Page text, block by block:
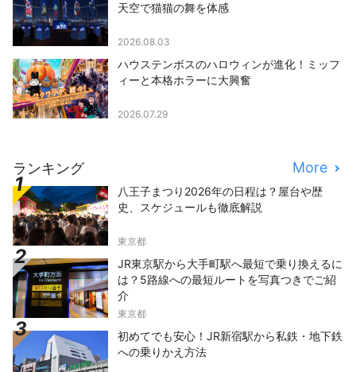
天空で猫猫の舞を体感
2026.08.03
ハウステンボスのハロウィンが進化！ミッフ
ィーと本格ホラーに大興奮
2026.07.29
ランキング More
八王子まつり2026年の日程は？屋台や歴
史、スケジュールも徹底解説
東京都
JR東京駅から大手町駅へ最短で乗り換えるに
は？5路線への最短ルートを写真つきでご紹
介
東京都
初めてでも安心！JR新宿駅から私鉄・地下鉄
への乗りかえ方法